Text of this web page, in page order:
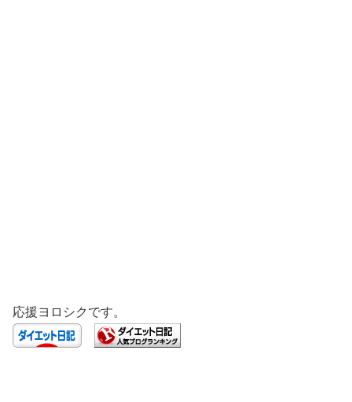
応援ヨロシクです。